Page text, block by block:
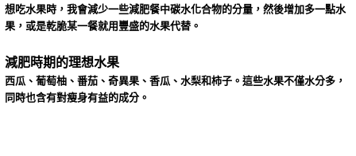
想吃水果時，我會減少一些減肥餐中碳水化合物的分量，然後增加多一點水
果，或是乾脆某一餐就用豐盛的水果代替。
減肥時期的理想水果
西瓜、葡萄柚、番茄、奇異果、香瓜、水梨和柿子。這些水果不僅水分多，
同時也含有對瘦身有益的成分。